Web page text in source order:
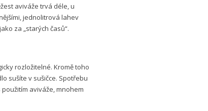
aviváže trvá déle, u
jednolitrová lahev
za „starých časů“.
rozložitelné. Kromě toho
sušíte v sušičce. Spotřebu
aviváže, mnohem